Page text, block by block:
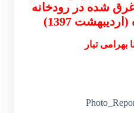
شده در رودخانه
1397)
تبار